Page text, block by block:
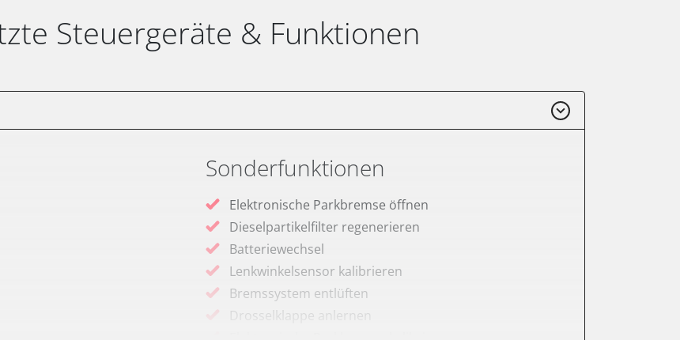
Steuergeräte & Funktionen
Sonderfunktionen
Elektronische Parkbremse öffnen
Dieselpartikelfilter regenerieren
Batteriewechsel
Lenkwinkelsensor kalibrieren
Bremssystem entlüften
Drosselklappe anlernen